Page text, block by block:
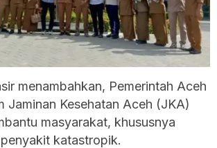
menambahkan, Pemerintah Aceh
Jaminan Kesehatan Aceh (JKA)
masyarakat, khususnya
katastropik.